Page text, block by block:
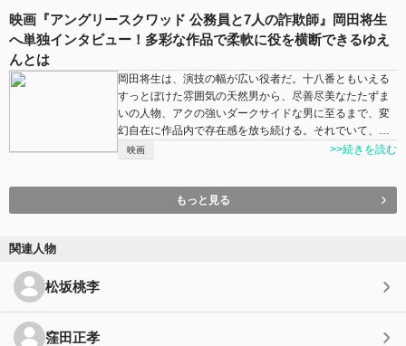
映画『アングリースクワッド 公務員と7人の詐欺師』岡田将生
へ単独インタビュー！多彩な作品で柔軟に役を横断できるゆえ
んとは
岡田将生は、演技の幅が広い役者だ。十八番ともいえる
すっとぼけた雰囲気の天然男から、尽善尽美なたたずま
いの人物、アクの強いダークサイドな男に至るまで、変
幻自在に作品内で存在感を放ち続ける。それでいて、…
映画 >>続きを読む
もっと見る
関連人物
松坂桃李
窪田正孝